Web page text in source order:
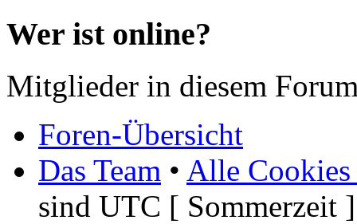
Wer ist online?
Mitglieder in diesem
Foren-Übersicht
Das Team • Alle Cookies
sind UTC [ Sommerzeit ]